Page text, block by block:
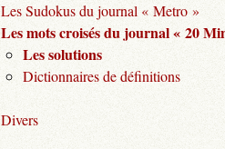
Les Sudokus du journal « Metro »
Les mots croisés du journal « 20
Les solutions
Dictionnaires de définitions
Divers